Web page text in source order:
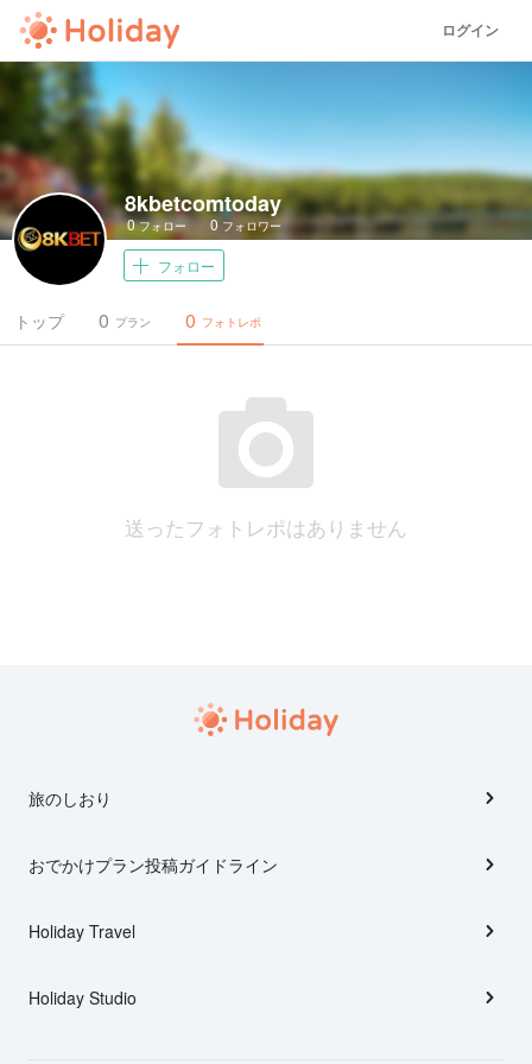
ログイン
8kbetcomtoday
0フォロー 0 フォロワー
フォロー
トップ プラン
0 フォトレポ
0
送ったフォトレポはありません
旅のしおり
おでかけプラン投稿ガイドライン
Holiday Travel
Holiday Studio